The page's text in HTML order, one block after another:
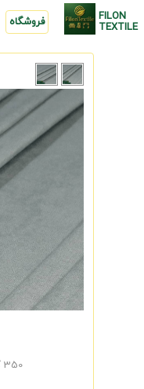
FILON
TEXTILE فروشگاه
350 گرم (استر مشکی)